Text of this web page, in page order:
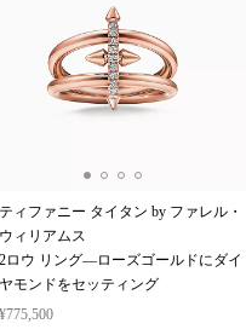
ティファニー タイタン by ファレル・
ウィリアムス
2ロウ リング—ローズゴールドにダイ
ヤモンドをセッティング
¥775,500